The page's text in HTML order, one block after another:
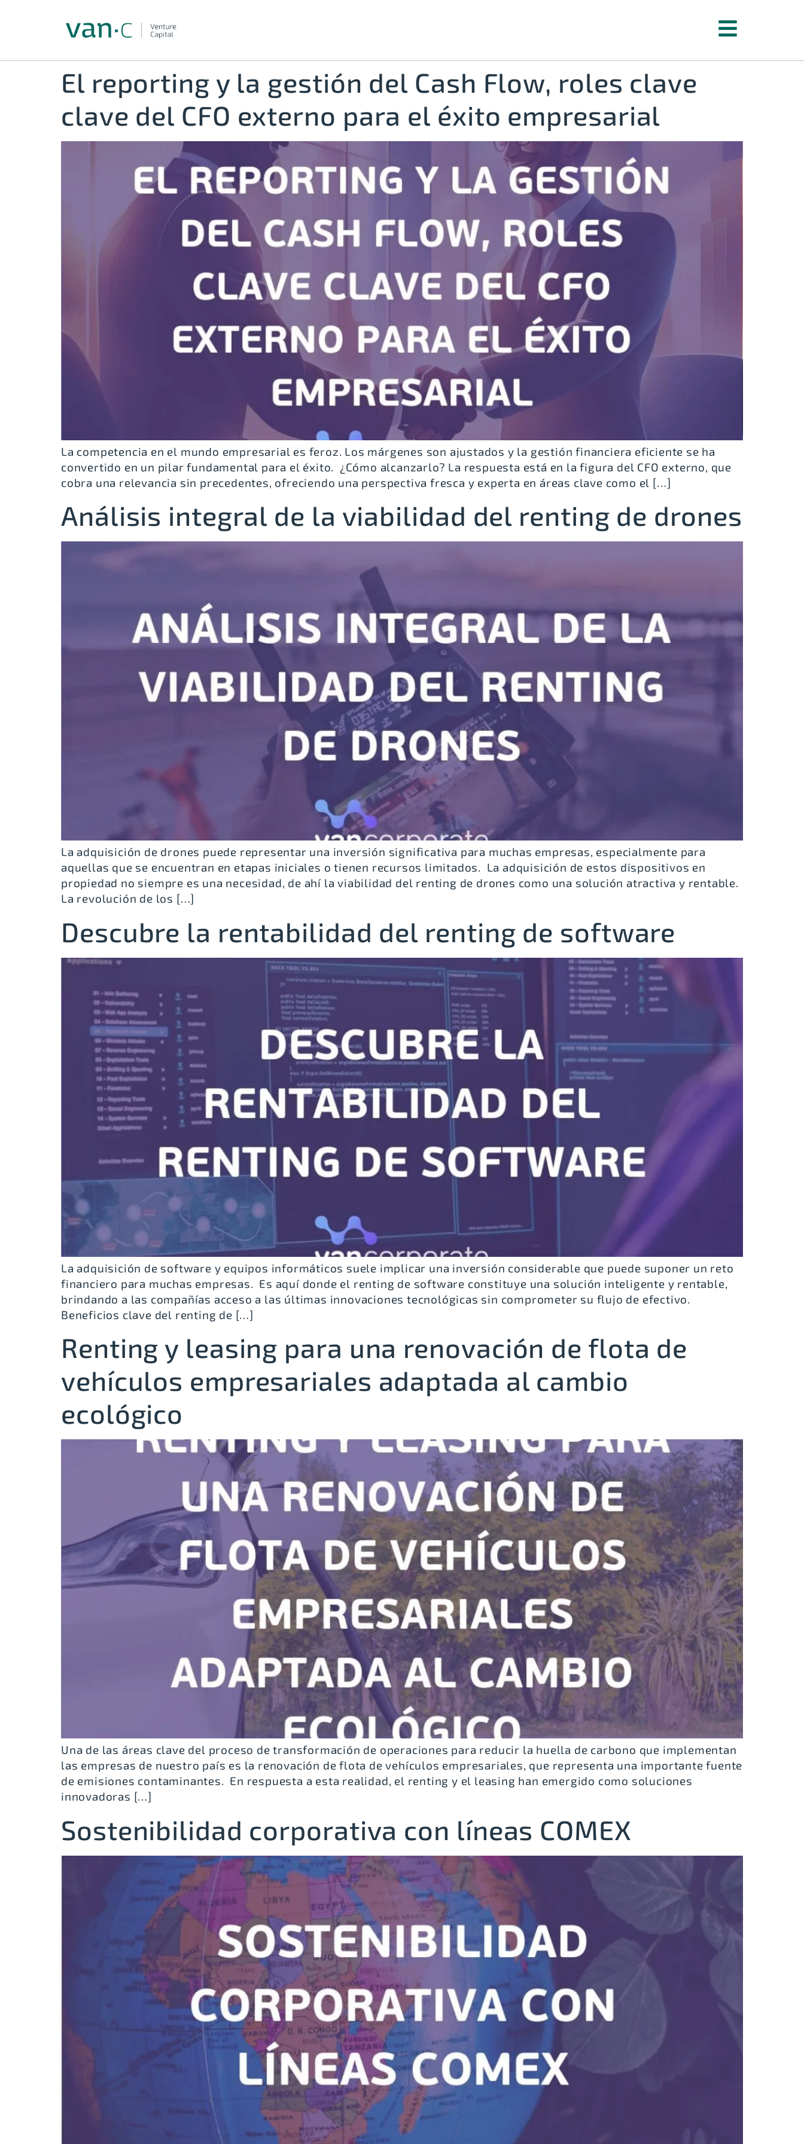
El reporting y la gestión del Cash Flow, roles clave
clave del CFO externo para el éxito empresarial
La competencia en el mundo empresarial es feroz. Los márgenes son ajustados y la gestión financiera eficiente se ha
convertido en un pilar fundamental para el éxito. ¿Cómo alcanzarlo? La respuesta está en la figura del CFO externo, que
cobra una relevancia sin precedentes, ofreciendo una perspectiva fresca y experta en áreas clave como el […]
Análisis integral de la viabilidad del renting de drones
La adquisición de drones puede representar una inversión significativa para muchas empresas, especialmente para
aquellas que se encuentran en etapas iniciales o tienen recursos limitados. La adquisición de estos dispositivos en
propiedad no siempre es una necesidad, de ahí la viabilidad del renting de drones como una solución atractiva y rentable.
La revolución de los […]
Descubre la rentabilidad del renting de software
La adquisición de software y equipos informáticos suele implicar una inversión considerable que puede suponer un reto
financiero para muchas empresas. Es aquí donde el renting de software constituye una solución inteligente y rentable,
brindando a las compañías acceso a las últimas innovaciones tecnológicas sin comprometer su flujo de efectivo.
Beneficios clave del renting de […]
Renting y leasing para una renovación de flota de
vehículos empresariales adaptada al cambio
ecológico
Una de las áreas clave del proceso de transformación de operaciones para reducir la huella de carbono que implementan
las empresas de nuestro país es la renovación de flota de vehículos empresariales, que representa una importante fuente
de emisiones contaminantes. En respuesta a esta realidad, el renting y el leasing han emergido como soluciones
innovadoras […]
Sostenibilidad corporativa con líneas COMEX